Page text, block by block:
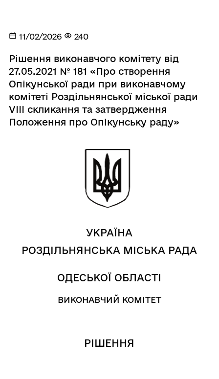
11/02/2026 240
Рішення виконавчого комітету від
27.05.2021 № 181 «Про створення
Опікунської ради при виконавчому
комітеті Роздільнянської міської ради
VІІІ скликання та затвердження
Положення про Опікунську раду»
УКРАЇНА
РОЗДІЛЬНЯНСЬКА МІСЬКА РАДА
ОДЕСЬКОЇ ОБЛАСТІ
ВИКОНАВЧИЙ КОМІТЕТ
РІШЕННЯ